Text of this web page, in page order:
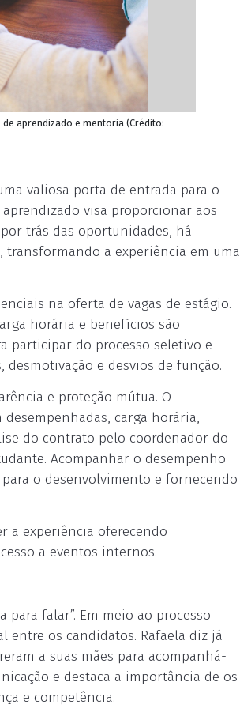
aprendizado e mentoria (Crédito:
valiosa porta de entrada para o
visa proporcionar aos
trás das oportunidades, há
transformando a experiência em uma
na oferta de vagas de estágio.
horária e benefícios são
participar do processo seletivo e
e desvios de função.
e proteção mútua. O
carga horária,
do contrato pelo coordenador do
Acompanhar o desempenho
o desenvolvimento e fornecendo
a experiência oferecendo
a eventos internos.
falar”. Em meio ao processo
entre os candidatos. Rafaela diz já
a suas mães para acompanhá-
e destaca a importância de os
e competência.